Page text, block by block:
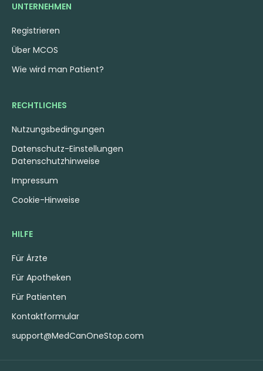
UNTERNEHMEN
Registrieren
Über MCOS
Wie wird man Patient?
HILFE
Für Ärzte
Für Apotheken
Für Patienten
Kontaktformular
support@MedCanOneStop.com
RECHTLICHES
Nutzungsbedingungen
Datenschutzhinweise
Impressum
Cookie-Hinweise
Datenschutz-Einstellungen